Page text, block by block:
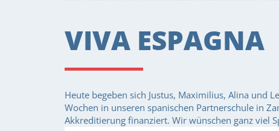
VIVA ESPAGNA
Heute begeben sich Justus, Maximilius, Alina und
Wochen in unseren spanischen Partnerschule in
Akkreditierung finanziert. Wir wünschen ganz viel